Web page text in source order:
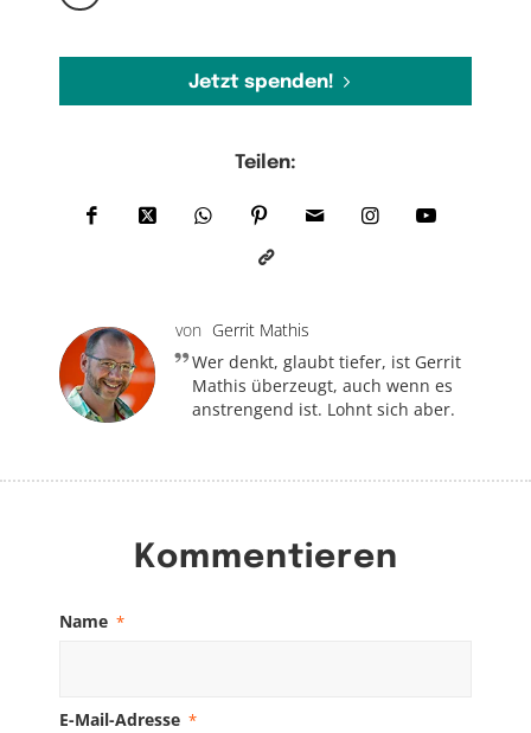
Jetzt spenden!
Teilen:
von Gerrit Mathis
Wer denkt, glaubt tiefer, ist Gerrit
Mathis überzeugt, auch wenn es
anstrengend ist. Lohnt sich aber.
Kommentieren
Name *
E-Mail-Adresse *